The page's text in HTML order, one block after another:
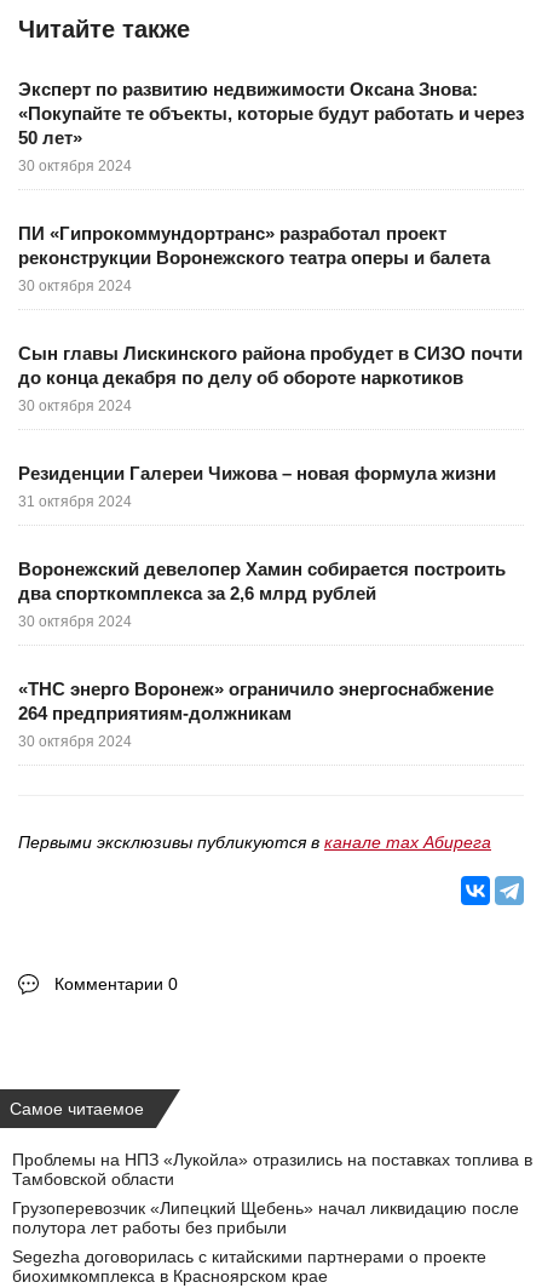
Читайте также
Эксперт по развитию недвижимости Оксана Знова:
«Покупайте те объекты, которые будут работать и через
50 лет»
30 октября 2024
ПИ «Гипрокоммундортранс» разработал проект
реконструкции Воронежского театра оперы и балета
30 октября 2024
Сын главы Лискинского района пробудет в СИЗО почти
до конца декабря по делу об обороте наркотиков
30 октября 2024
Резиденции Галереи Чижова – новая формула жизни
31 октября 2024
Воронежский девелопер Хамин собирается построить
два спорткомплекса за 2,6 млрд рублей
30 октября 2024
«ТНС энерго Воронеж» ограничило энергоснабжение
264 предприятиям-должникам
30 октября 2024
Первыми эксклюзивы публикуются в канале max Абирега
Комментарии 0
Самое читаемое
Проблемы на НПЗ «Лукойла» отразились на поставках топлива в
Тамбовской области
Грузоперевозчик «Липецкий Щебень» начал ликвидацию после
полутора лет работы без прибыли
Segezha договорилась с китайскими партнерами о проекте
биохимкомплекса в Красноярском крае